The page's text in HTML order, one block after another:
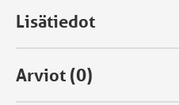
Lisätiedot
Arviot (0)